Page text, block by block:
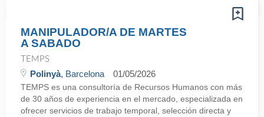
MANIPULADOR/A DE MARTES
A SABADO
TEMPS
Polinyà, Barcelona 01/05/2026
TEMPS es una consultoría de Recursos Humanos con más
de 30 años de experiencia en el mercado, especializada en
ofrecer servicios de trabajo temporal, selección directa y